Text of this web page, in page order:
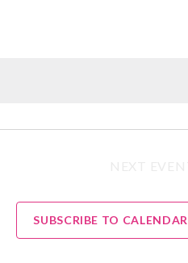
SUBSCRIBE TO CALENDAR